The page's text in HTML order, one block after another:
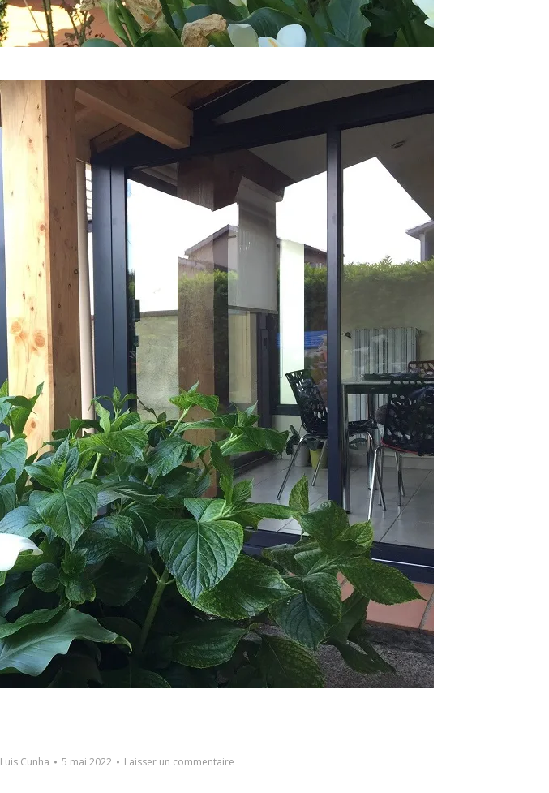
Luis Cunha 5 mai 2022 Laisser un commentaire